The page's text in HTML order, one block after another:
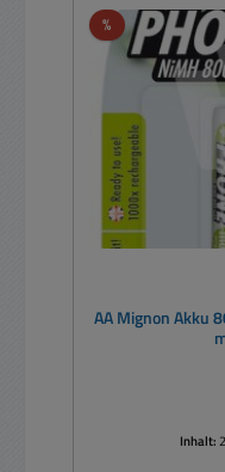
%Rabatt
AA Mignon Akku
Inhalt: